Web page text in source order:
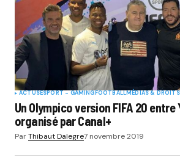
ACTUSESPORT - GAMINGFOOTBALLMÉDIAS &
Un Olympico version FIFA 20
organisé par Canal+
ParThibaut Dalegre7 novembre 2019